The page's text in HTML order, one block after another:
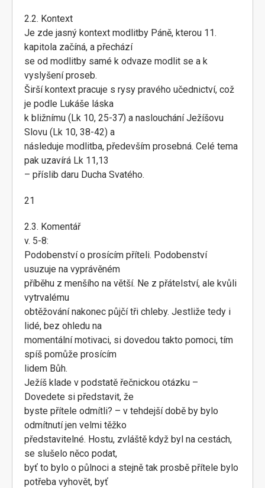
2.2. Kontext
Je zde jasný kontext modlitby Páně, kterou 11.
kapitola začíná, a přechází
se od modlitby samé k odvaze modlit se a k
vyslyšení proseb.
Širší kontext pracuje s rysy pravého učednictví, což
je podle Lukáše láska
k bližnímu (Lk 10, 25-37) a naslouchání Ježíšovu
Slovu (Lk 10, 38-42) a
následuje modlitba, především prosebná. Celé tema
pak uzavírá Lk 11,13
– příslib daru Ducha Svatého.
21
2.3. Komentář
v. 5-8:
Podobenství o prosícím příteli. Podobenství
usuzuje na vyprávěném
příběhu z menšího na větší. Ne z přátelství, ale kvůli
vytrvalému
obtěžování nakonec půjčí tři chleby. Jestliže tedy i
lidé, bez ohledu na
momentální motivaci, si dovedou takto pomoci, tím
spíš pomůže prosícím
lidem Bůh.
Ježíš klade v podstatě řečnickou otázku –
Dovedete si představit, že
byste přítele odmítli? – v tehdejší době by bylo
odmítnutí jen velmi těžko
představitelné. Hostu, zvláště když byl na cestách,
se slušelo něco podat,
byť to bylo o půlnoci a stejně tak prosbě přítele bylo
potřeba vyhovět, byť